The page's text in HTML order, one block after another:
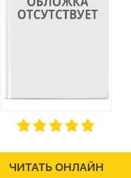
ЧИТАТЬ ОНЛАЙН